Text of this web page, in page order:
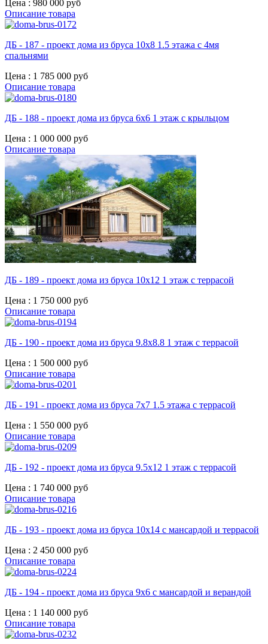
Цена : 980 000 руб
Описание товара
ДБ - 187 - проект дома из бруса 10х8 1.5 этажа с 4мя
спальнями
Цена : 1 785 000 руб
Описание товара
ДБ - 188 - проект дома из бруса 6х6 1 этаж с крыльцом
Цена : 1 000 000 руб
Описание товара
ДБ - 189 - проект дома из бруса 10х12 1 этаж с террасой
Цена : 1 750 000 руб
Описание товара
ДБ - 190 - проект дома из бруса 9.8х8.8 1 этаж с террасой
Цена : 1 500 000 руб
Описание товара
ДБ - 191 - проект дома из бруса 7х7 1.5 этажа с террасой
Цена : 1 550 000 руб
Описание товара
ДБ - 192 - проект дома из бруса 9.5х12 1 этаж с террасой
Цена : 1 740 000 руб
Описание товара
ДБ - 193 - проект дома из бруса 10х14 с мансардой и террасой
Цена : 2 450 000 руб
Описание товара
ДБ - 194 - проект дома из бруса 9х6 с мансардой и верандой
Цена : 1 140 000 руб
Описание товара